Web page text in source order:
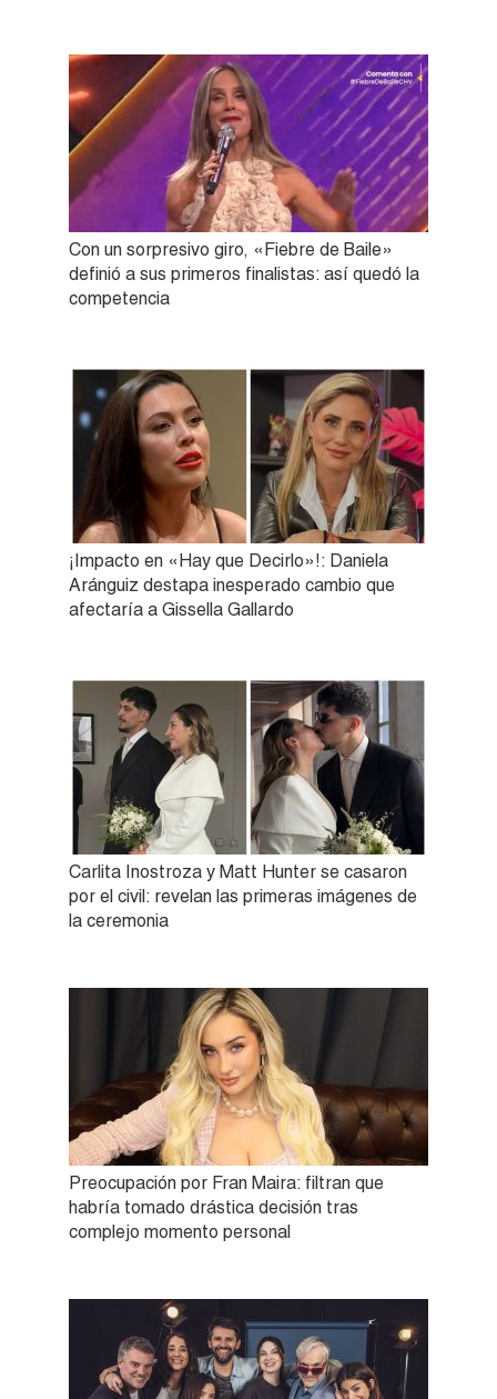
Con un sorpresivo giro, «Fiebre de Baile»
definió a sus primeros finalistas: así quedó la
competencia
¡Impacto en «Hay que Decirlo»!: Daniela
Aránguiz destapa inesperado cambio que
afectaría a Gissella Gallardo
Carlita Inostroza y Matt Hunter se casaron
por el civil: revelan las primeras imágenes de
la ceremonia
Preocupación por Fran Maira: filtran que
habría tomado drástica decisión tras
complejo momento personal